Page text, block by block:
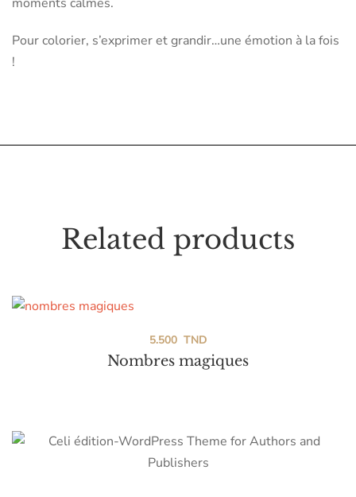
moments calmes.
Pour colorier, s’exprimer et grandir…une émotion à la fois
!
Related products
Nombres magiques
5.500 TND